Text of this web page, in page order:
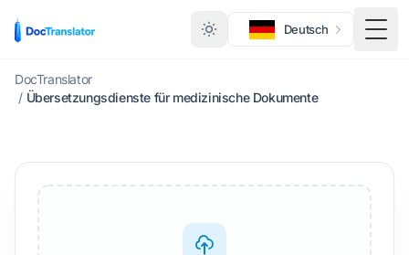
Deutsch
DocTranslator
/ Übersetzungsdienste für medizinische Dokumente